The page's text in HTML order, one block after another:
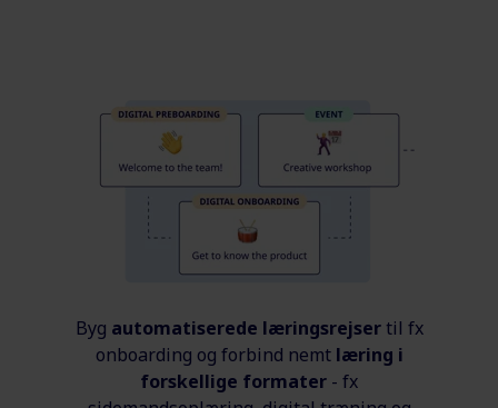
Byg automatiserede læringsrejsertil fx
onboarding og forbind nemt læring i
forskellige formater - fx